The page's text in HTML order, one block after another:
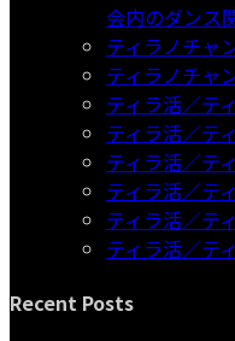
会内のダンス
ティラノチャ
ティラノチャ
ティラ活／テ
ティラ活／テ
ティラ活／テ
ティラ活／テ
ティラ活／テ
ティラ活／テ
Recent Posts